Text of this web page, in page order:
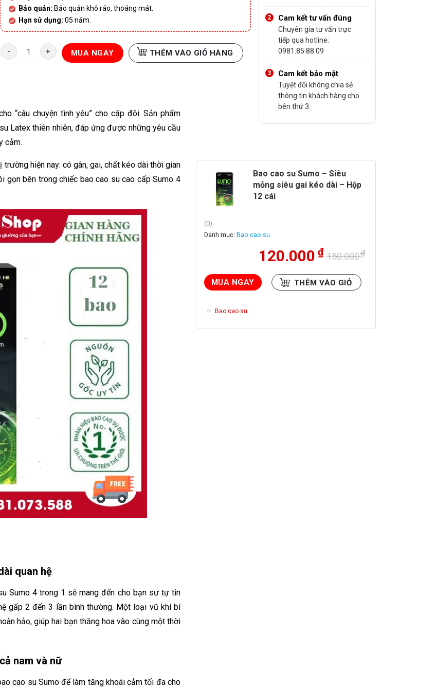
Bảo quản: Bảo quản khô ráo, thoáng mát.
Hạn sử dụng: 05 năm.
Bao cao su Sumo – Siêu mỏng siêu gai kéo dài – Hộp 12 cái số lượng
MUA NGAY THÊM VÀO GIỎ HÀNG
Cam kết tư vấn đúng
Chuyên gia tư vấn trực
tiếp qua hotline:
0981.85.88.09
Cam kết bảo mật
Tuyệt đối không chia sẻ
thông tin khách hàng cho
bên thứ 3.
“câu chuyện tình yêu” cho cặp đôi. Sản phẩm
Latex thiên nhiên, đáp ứng được những yêu cầu
cảm.
hiện nay: có gân, gai, chất kéo dài thời gian
gọn bên trong chiếc bao cao su cao cấp Sumo 4
quan hệ
Sumo 4 trong 1 sẽ mang đến cho bạn sự tự tin
gấp 2 đến 3 lần bình thường. Một loại vũ khí bí
hảo, giúp hai bạn thăng hoa vào cùng một thời
nam và nữ
cao su Sumo để làm tăng khoái cảm tối đa cho
Bao cao su Sumo – Siêu
mỏng siêu gai kéo dài – Hộp
12 cái
(0)
Danh mục: Bao cao su
150.000₫
120.000₫
MUA NGAY
THÊM VÀO GIỎ
Bao cao su